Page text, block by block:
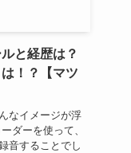
と経歴は？
！？【マツ
なイメージが浮
ダーを使って、
音することでし